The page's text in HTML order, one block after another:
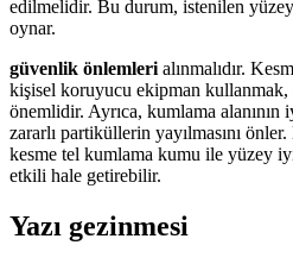
edilmelidir. Bu durum, istenilen
oynar.
güvenlik önlemleri alınmalıdır.
kişisel koruyucu ekipman kullanmak,
önemlidir. Ayrıca, kumlama alanının
zararlı partiküllerin yayılmasını
kesme tel kumlama kumu ile yüzey
etkili hale getirebilir.
Yazı gezinmesi